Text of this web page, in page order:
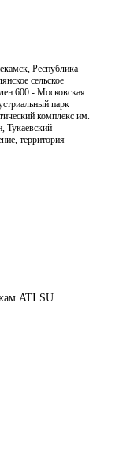
Республика
сельское
600 - Московская
парк
комплекс им.
Тукаевский
территория
ATI.SU